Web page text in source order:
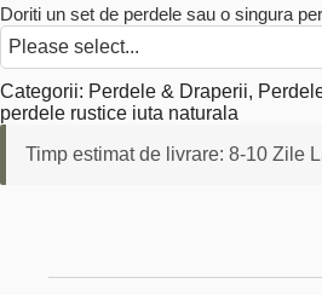
Doriti un set de perdele sau o singura
Categorii: Perdele & Draperii,
perdele rustice iuta naturala
Timp estimat de livrare: 8-10 Zile